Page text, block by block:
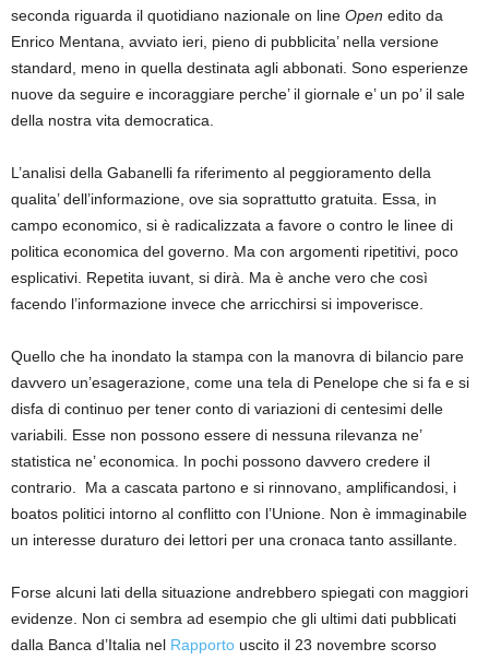
seconda riguarda il quotidiano nazionale on line Open edito da
Enrico Mentana, avviato ieri, pieno di pubblicita’ nella versione
standard, meno in quella destinata agli abbonati. Sono esperienze
nuove da seguire e incoraggiare perche’ il giornale e’ un po’ il sale
della nostra vita democratica.
L’analisi della Gabanelli fa riferimento al peggioramento della
qualita’ dell’informazione, ove sia soprattutto gratuita. Essa, in
campo economico, si è radicalizzata a favore o contro le linee di
politica economica del governo. Ma con argomenti ripetitivi, poco
esplicativi. Repetita iuvant, si dirà. Ma è anche vero che così
facendo l’informazione invece che arricchirsi si impoverisce.
Quello che ha inondato la stampa con la manovra di bilancio pare
davvero un’esagerazione, come una tela di Penelope che si fa e si
disfa di continuo per tener conto di variazioni di centesimi delle
variabili. Esse non possono essere di nessuna rilevanza ne’
statistica ne’ economica. In pochi possono davvero credere il
contrario. Ma a cascata partono e si rinnovano, amplificandosi, i
boatos politici intorno al conflitto con l’Unione. Non è immaginabile
un interesse duraturo dei lettori per una cronaca tanto assillante.
Forse alcuni lati della situazione andrebbero spiegati con maggiori
evidenze. Non ci sembra ad esempio che gli ultimi dati pubblicati
dalla Banca d’Italia nel Rapporto uscito il 23 novembre scorso